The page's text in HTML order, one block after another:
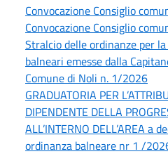
Convocazione Consiglio
Convocazione Consiglio
Stralcio delle ordinanze per
balneari emesse dalla
Comune di Noli n. 1/2026
GRADUATORIA PER
DIPENDENTE DELLA
ALL’INTERNO DELL’AREA
ordinanza balneare nr 1 /